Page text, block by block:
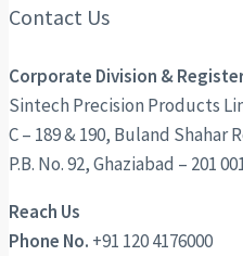
Contact Us
Corporate Division &
Sintech Precision Products
C – 189 & 190, Buland
P.B. No. 92, Ghaziabad – 201
Reach Us
Phone No. +91 120 4176000